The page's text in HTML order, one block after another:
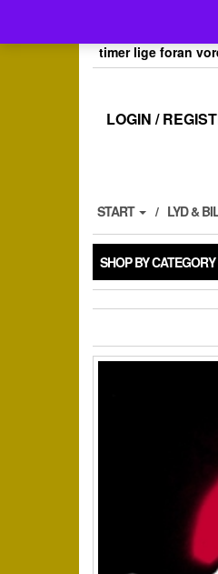
the
Velkommen her i
her kan du også
timer lige foran
LOGIN /
START LYD &
SHOP BY CATEGORY